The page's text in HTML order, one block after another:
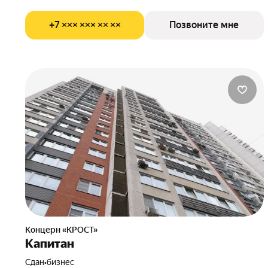
+7 ××× ××× ×× ×× Позвоните мне
Концерн «КРОСТ»
Капитан
Сдан•бизнес